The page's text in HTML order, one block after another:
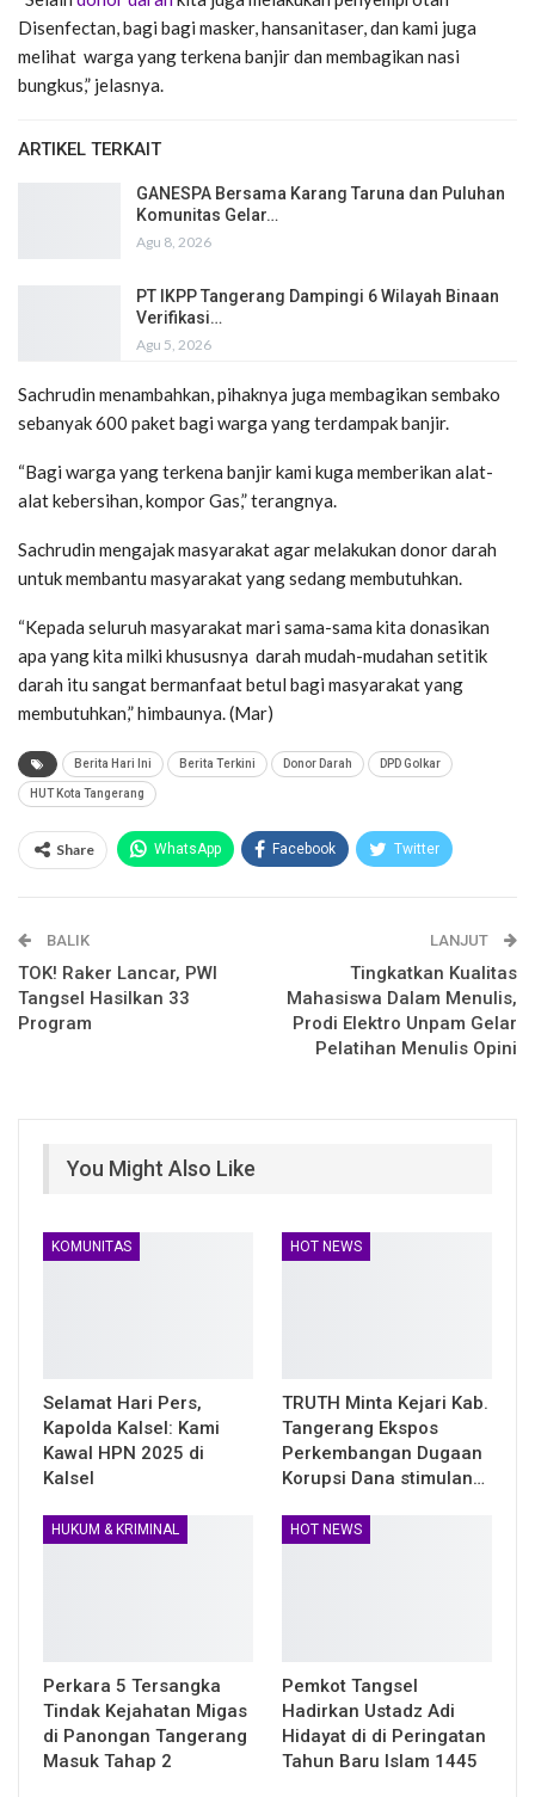
Disenfectan, bagi bagi masker, hansanitaser, dan kami juga
melihat warga yang terkena banjir dan membagikan nasi
bungkus,” jelasnya.
ARTIKEL TERKAIT
GANESPA Bersama Karang Taruna dan Puluhan
Komunitas Gelar…
Agu 8, 2026
PT IKPP Tangerang Dampingi 6 Wilayah Binaan
Verifikasi…
Agu 5, 2026
Sachrudin menambahkan, pihaknya juga membagikan sembako
sebanyak 600 paket bagi warga yang terdampak banjir.
“Bagi warga yang terkena banjir kami kuga memberikan alat-
alat kebersihan, kompor Gas,” terangnya.
Sachrudin mengajak masyarakat agar melakukan donor darah
untuk membantu masyarakat yang sedang membutuhkan.
“Kepada seluruh masyarakat mari sama-sama kita donasikan
apa yang kita milki khususnya darah mudah-mudahan setitik
darah itu sangat bermanfaat betul bagi masyarakat yang
membutuhkan,” himbaunya. (Mar)
Berita Hari Ini Berita Terkini Donor Darah DPD Golkar
HUT Kota Tangerang
Share WhatsApp Facebook Twitter
Telegram
BALIK
TOK! Raker Lancar, PWI
Tangsel Hasilkan 33
Program
LANJUT
Tingkatkan Kualitas
Mahasiswa Dalam Menulis,
Prodi Elektro Unpam Gelar
Pelatihan Menulis Opini
You Might Also Like
KOMUNITAS
Selamat Hari Pers,
Kapolda Kalsel: Kami
Kawal HPN 2025 di
Kalsel
HOT NEWS
TRUTH Minta Kejari Kab.
Tangerang Ekspos
Perkembangan Dugaan
Korupsi Dana stimulan…
HUKUM & KRIMINAL
Perkara 5 Tersangka
Tindak Kejahatan Migas
di Panongan Tangerang
Masuk Tahap 2
HOT NEWS
Pemkot Tangsel
Hadirkan Ustadz Adi
Hidayat di di Peringatan
Tahun Baru Islam 1445